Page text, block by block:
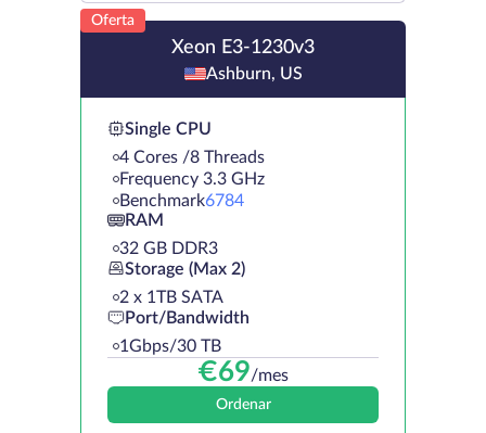
Oferta
Xeon E3-1230v3
Ashburn, US
Single CPU
4 Cores /8 Threads
Frequency 3.3 GHz
Benchmark6784
RAM
32 GB DDR3
Storage (Max 2)
2 х 1TB SATA
Port/Bandwidth
1Gbps/30 TB
€69/mes
Ordenar